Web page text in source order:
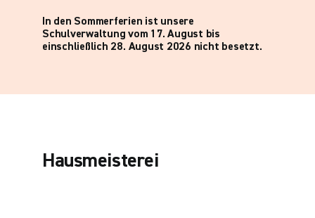
In den Sommerferien ist unsere
Schulverwaltung vom 17. August bis
einschließlich 28. August 2026 nicht besetzt.
Hausmeisterei